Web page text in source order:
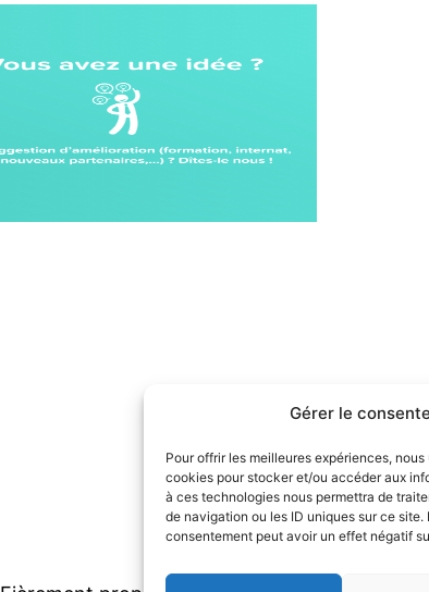
Gérer le
Pour offrir les meilleures expériences,
cookies pour stocker et/ou accéder aux
à ces technologies nous permettra de
de navigation ou les ID uniques sur ce
consentement peut avoir un effet négatif